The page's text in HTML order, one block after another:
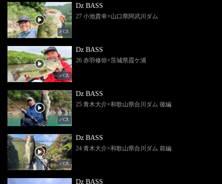
バス
Dz BASS
27 小池貴幸×山口県阿武川ダム
バス
Dz BASS
26 赤羽修弥×茨城県霞ケ浦
バス
Dz BASS
25 青木大介×和歌山県合川ダム 後編
バス
Dz BASS
24 青木大介×和歌山県合川ダム 前編
Dz BASS